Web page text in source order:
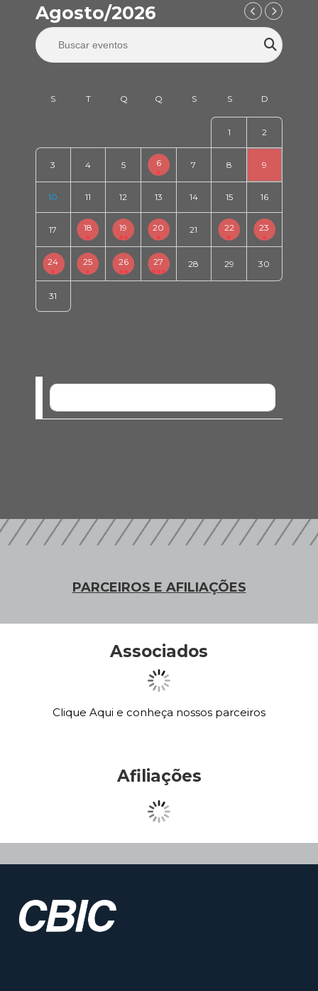
Agosto/2026
1 2
3 4 5 6 7 8 9
10 11 12 13 14 15 16
17 18 19 20 21 22 23
24 25 26 27 28 29 30
31
PARCEIROS E AFILIAÇÕES
Associados
Clique Aqui e conheça nossos parceiros
Afiliações